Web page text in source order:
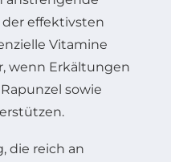
der effektivsten
Vitamine
wenn Erkältungen
sowie
die reich an